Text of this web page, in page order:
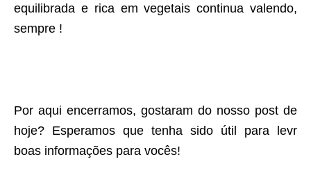
equilibrada e rica em vegetais continua valendo,
sempre !
Por aqui encerramos, gostaram do nosso post de
hoje? Esperamos que tenha sido útil para levr
boas informações para vocês!